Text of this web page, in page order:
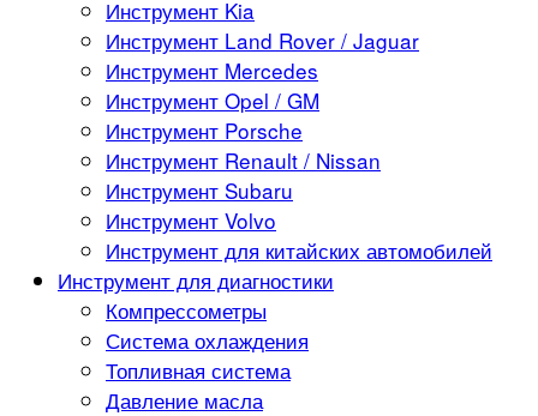
Инструмент Kia
Инструмент Land Rover / Jaguar
Инструмент Mercedes
Инструмент Opel / GM
Инструмент Porsche
Инструмент Renault / Nissan
Инструмент Subaru
Инструмент Volvo
Инструмент для китайских автомобилей
Инструмент для диагностики
Компрессометры
Система охлаждения
Топливная система
Давление масла